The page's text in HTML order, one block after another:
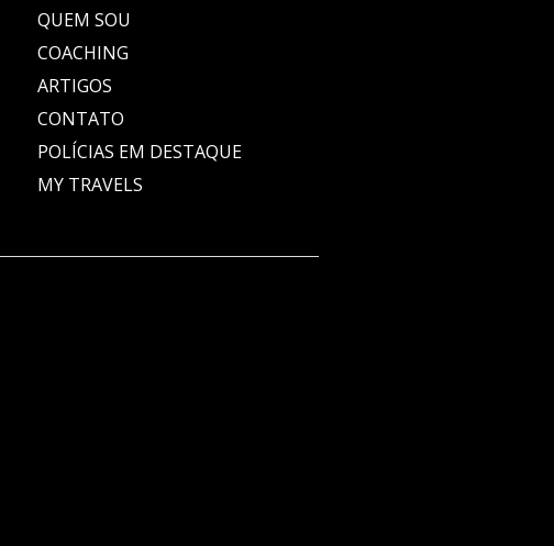
QUEM SOU
COACHING
ARTIGOS
CONTATO
POLÍCIAS EM DESTAQUE
MY TRAVELS